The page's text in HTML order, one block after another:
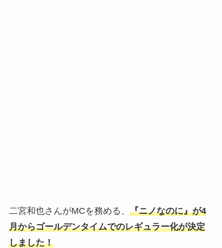
二宮和也さんがMCを務める、 『ニノなのに』が4
月からゴールデンタイムでのレギュラー化が決定
しました！